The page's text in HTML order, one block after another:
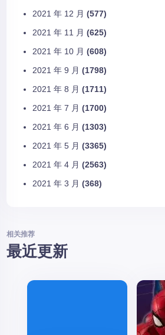
2021 年 12 月 (577)
2021 年 11 月 (625)
2021 年 10 月 (608)
2021 年 9 月 (1798)
2021 年 8 月 (1711)
2021 年 7 月 (1700)
2021 年 6 月 (1303)
2021 年 5 月 (3365)
2021 年 4 月 (2563)
2021 年 3 月 (368)
相关推荐
最近更新